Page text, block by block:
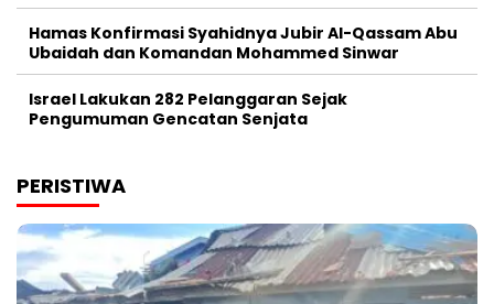
Hamas Konfirmasi Syahidnya Jubir Al-Qassam Abu
Ubaidah dan Komandan Mohammed Sinwar
Israel Lakukan 282 Pelanggaran Sejak
Pengumuman Gencatan Senjata
PERISTIWA